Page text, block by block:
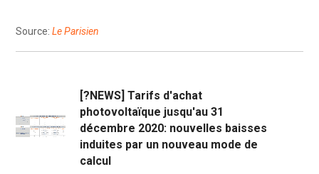
Source:Le Parisien
[?NEWS] Tarifs d'achat
photovoltaïque jusqu'au 31
décembre 2020: nouvelles baisses
induites par un nouveau mode de
calcul